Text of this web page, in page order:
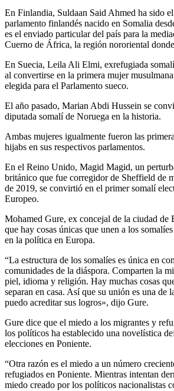
En Finlandia, Suldaan Said Ahmed ha sido
parlamento finlandés nacido en Somalia
es el enviado particular del país para la
Cuerno de África, la región nororiental
En Suecia, Leila Ali Elmi, exrefugiada
al convertirse en la primera mujer
elegida para el Parlamento sueco.
El año pasado, Marian Abdi Hussein se
diputada somalí de Noruega en la historia.
Ambas mujeres igualmente fueron las
hijabs en sus respectivos parlamentos.
En el Reino Unido, Magid Magid, un
británico que fue corregidor de Sheffield de
de 2019, se convirtió en el primer somalí
Europeo.
Mohamed Gure, ex concejal de la ciudad de
que hay cosas únicas que unen a los
en la política en Europa.
“La estructura de los somalíes es única en
comunidades de la diáspora. Comparten la
piel, idioma y religión. Hay muchas cosas
separan en casa. Así que su unión es una de
puedo acreditar sus logros», dijo Gure.
Gure dice que el miedo a los migrantes y
los políticos ha establecido una novelística
elecciones en Poniente.
“Otra razón es el miedo a un número
refugiados en Poniente. Mientras intentan
miedo creado por los políticos nacionalistas